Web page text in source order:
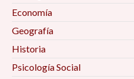
Economía
Geografía
Historia
Psicología Social